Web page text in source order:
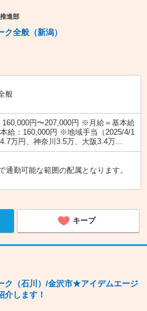
進部
ク全般（新潟）
般
160,000円〜207,000円 ※月給＝基本給
給：160,000円 ※地域手当（2025/4/1
万円、神奈川3.5万、大阪3.4万...
通勤可能な範囲の配属となります。
キープ
ク（石川）/金沢市★アイデムエージ
介します！